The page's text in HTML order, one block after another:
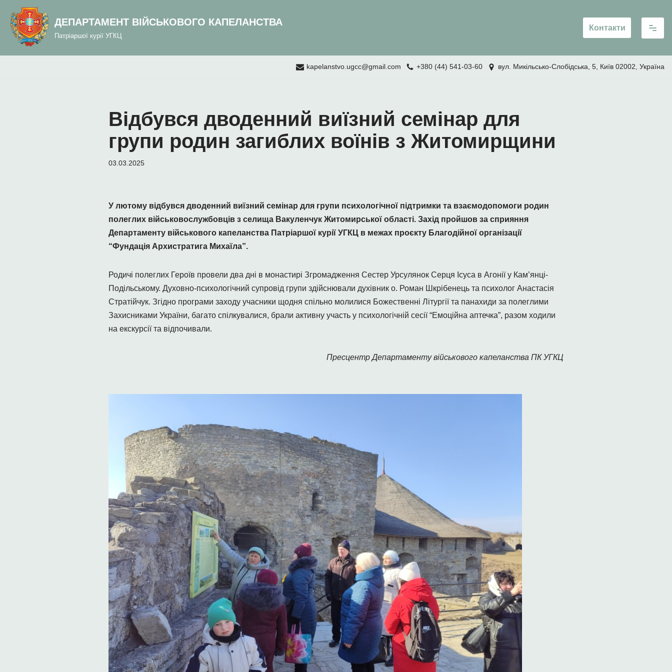
вмісту
Перейти
вмісту
ДЕПАРТАМЕНТ ВІЙСЬКОВОГО КАПЕЛАНСТВА
Патріаршої курії УГКЦ
Контакти
kapelanstvo.ugcc@gmail.com +380 (44) 541-03-60 вул. Микільсько-Слобідська, 5, Київ 02002, Україна
Відбувся дводенний виїзний семінар для
групи родин загиблих воїнів з Житомирщини
03.03.2025
У лютому відбувся дводенний виїзний семінар для групи психологічної підтримки та взаємодопомоги родин
полеглих військовослужбовців з селища Вакуленчук Житомирської області. Захід пройшов за сприяння
Департаменту військового капеланства Патріаршої курії УГКЦ в межах проєкту Благодійної організації
“Фундація Архистратига Михаїла”.
Родичі полеглих Героїв провели два дні в монастирі Згромадження Сестер Урсулянок Серця Ісуса в Агонії у Кам’янці-
Подільському. Духовно-психологічний супровід групи здійснювали духівник о. Роман Шкрібенець та психолог Анастасія
Стратійчук. Згідно програми заходу учасники щодня спільно молилися Божественні Літургії та панахиди за полеглими
Захисниками України, багато спілкувалися, брали активну участь у психологічній сесії “Емоційна аптечка”, разом ходили
на екскурсії та відпочивали.
Пресцентр Департаменту військового капеланства ПК УГКЦ